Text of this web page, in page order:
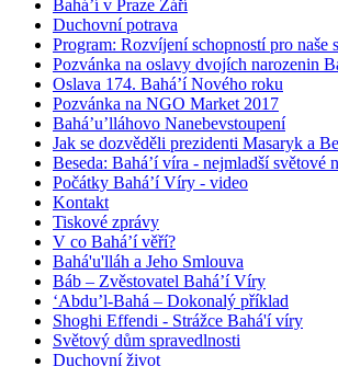
Bahá’í v Praze Září
Duchovní potrava
Program: Rozvíjení schopností pro naše
Pozvánka na oslavy dvojích narozenin
Oslava 174. Bahá’í Nového roku
Pozvánka na NGO Market 2017
Bahá’u’lláhovo Nanebevstoupení
Jak se dozvěděli prezidenti Masaryk a
Beseda: Bahá’í víra - nejmladší světové
Počátky Bahá’í Víry - video
Kontakt
Tiskové zprávy
V co Bahá’í věří?
Bahá'u'lláh a Jeho Smlouva
Báb – Zvěstovatel Bahá’í Víry
‘Abdu’l-Bahá – Dokonalý příklad
Shoghi Effendi - Strážce Bahá'í víry
Světový dům spravedlnosti
Duchovní život